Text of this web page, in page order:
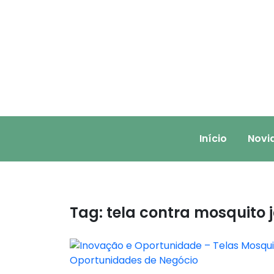
Início
Tag: tela contra mosquito